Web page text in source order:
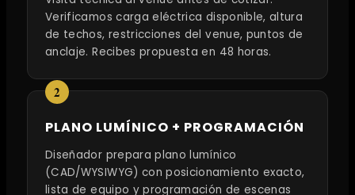
Verificamos carga eléctrica disponible, altura
de techos, restricciones del venue, puntos de
anclaje. Recibes propuesta en 48 horas.
PLANO LUMÍNICO + PROGRAMACIÓN
Diseñador prepara plano lumínico
(CAD/WYSIWYG) con posicionamiento exacto,
lista de equipo y programación de escenas